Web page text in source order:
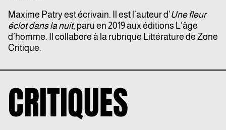
Maxime Patry est écrivain. Il est l’auteur d’Une fleur
éclot dans la nuit, paru en 2019 aux éditions L’âge
d’homme. Il collabore à la rubrique Littérature de Zone
Critique.
CRITIQUES